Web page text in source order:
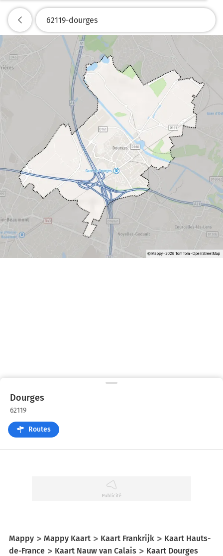
Dourges
62119
Routes
Mappy Mappy Kaart Kaart Frankrijk
Kaart Hauts-
de-France
Kaart Nauw van Calais Kaart Dourges